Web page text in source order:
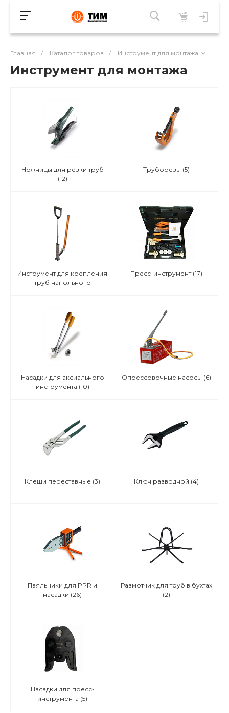
Главная / Каталог товаров / Инструмент для монтажа
Инструмент для монтажа
Ножницы для резки труб
(12)
Труборезы (5)
Инструмент для крепления
труб напольного
Пресс-инструмент (17)
Насадки для аксиального
инструмента (10)
Опрессовочные насосы (6)
Клещи переставные (3) Ключ разводной (4)
Паяльники для PPR и
насадки (26)
Размотчик для труб в бухтах
(2)
Насадки для пресс-
инструмента (5)